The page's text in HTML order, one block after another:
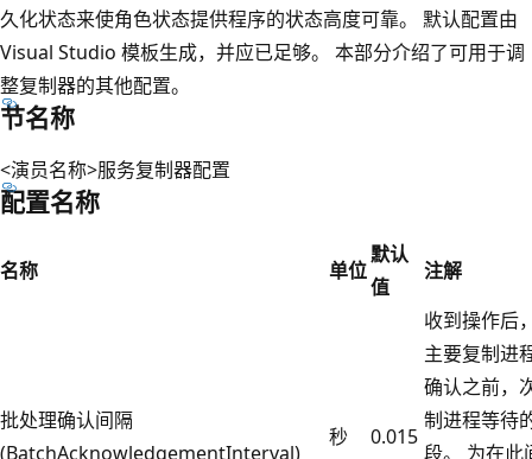
久化状态来使角色状态提供程序的状态高度可靠。 默认配置由
Visual Studio 模板生成，并应已足够。 本部分介绍了可用于调
整复制器的其他配置。
节名称
<演员名称>服务复制器配置
配置名称
名称 单位
默认
值
注解
批处理确认间隔
(BatchAcknowledgementInterval)
秒 0.015
收到操作后
主要复制进
确认之前，
制进程等待
段。 为在此